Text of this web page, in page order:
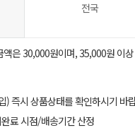
전국
은 30,000원이며, 35,000원 이
즉시 상품상태를 확인하시기 바
료 시점/배송기간 산정